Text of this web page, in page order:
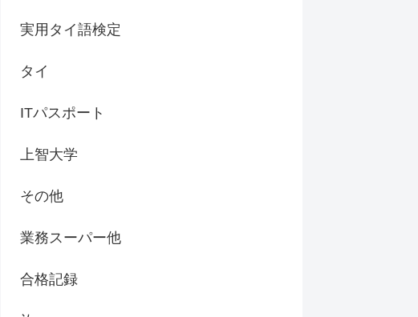
実用タイ語検定
タイ
ITパスポート
上智大学
その他
業務スーパー他
合格記録